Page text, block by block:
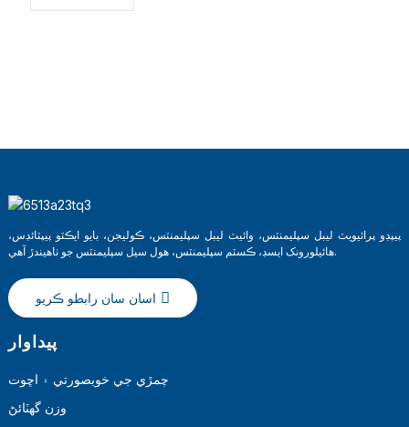
پيپڊو پرائيويٽ ليبل سپليمنٽس، وائيٽ ليبل سپليمنٽس، ڪوليجن، بايو ايڪٽو پيپٽائڊس،
هائيلورونک ايسڊ، ڪسٽم سپليمنٽس، هول سيل سپليمنٽس جو ٺاهيندڙ آهي.
اسان سان رابطو ڪريو
پيداوار
چمڙي جي خوبصورتي ۽ اڇوت
وزن گھٽائڻ